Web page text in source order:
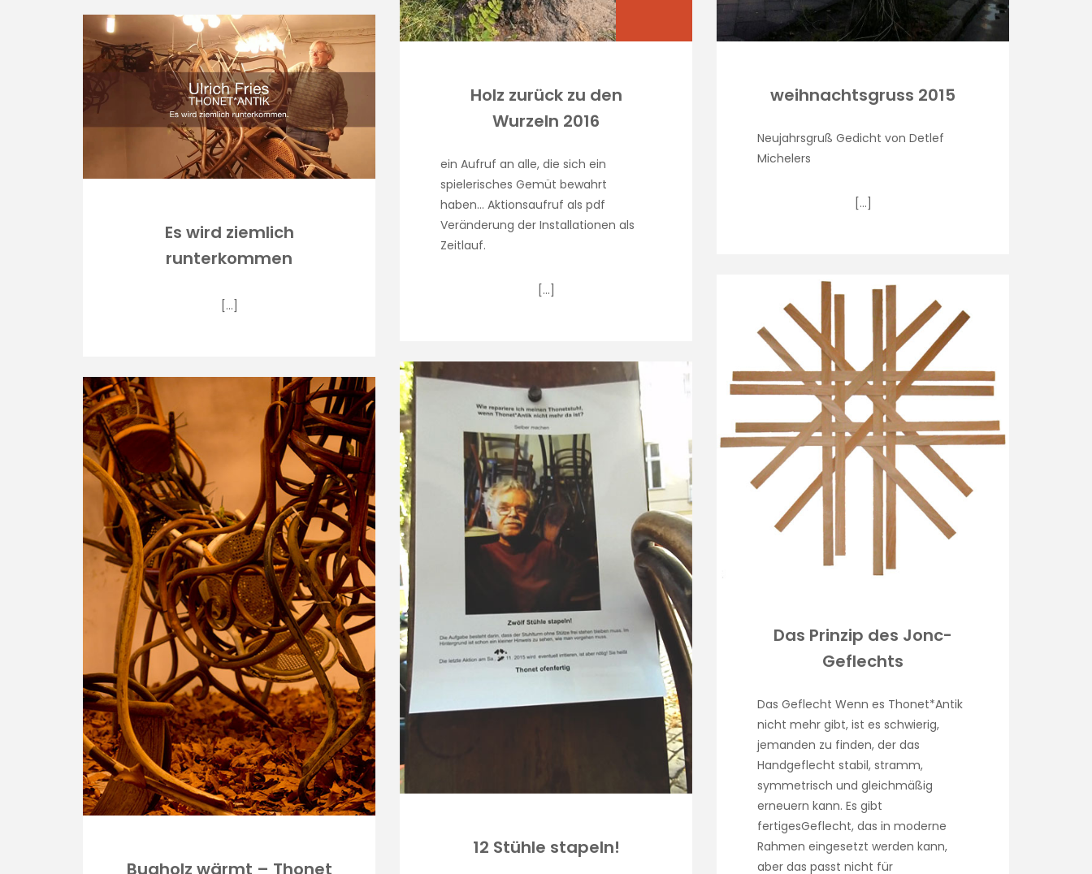
Holz zurück zu den
Wurzeln 2016
ein Aufruf an alle, die sich ein
spielerisches Gemüt bewahrt
haben… Aktionsaufruf als pdf
Veränderung der Installationen als
Zeitlauf.
[…]
weihnachtsgruss 2015
Neujahrsgruß Gedicht von Detlef
Michelers
[…]
Es wird ziemlich
runterkommen
[…]
Das Prinzip des Jonc-
Geflechts
Das Geflecht Wenn es Thonet*Antik
nicht mehr gibt, ist es schwierig,
jemanden zu finden, der das
Handgeflecht stabil, stramm,
symmetrisch und gleichmäßig
erneuern kann. Es gibt
fertigesGeflecht, das in moderne
Rahmen eingesetzt werden kann,
aber das passt nicht für
12 Stühle stapeln!
Bugholz wärmt – Thonet